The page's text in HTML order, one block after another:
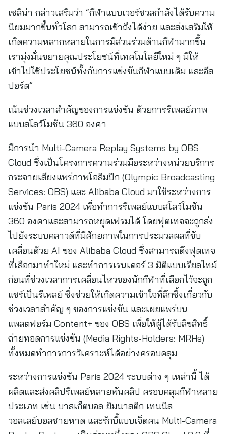
เซลิน่า กล่าวเสริมว่า “กีฬาแบบเวอร์ชวลกำลังได้รับความ
นิยมมากขึ้นทั่วโลก สามารถเข้าถึงได้ง่าย และส่งเสริมให้
เกิดความหลากหลายในการมีส่วนร่วมด้านกีฬามากขึ้น
เรามุ่งมั่นขยายคุณประโยชน์ที่เทคโนโลยีใหม่ ๆ มีให้
เข้าไปใช้ประโยชน์ทั้งกับการแข่งขันกีฬาแบบเดิม และอีส
ปอร์ต”
เน้นช่วงเวลาสำคัญของการแข่งขัน ด้วยการรีเพลย์ภาพ
แบบสโลว์โมชัน 360 องศา
มีการนำ Multi-Camera Replay Systems by OBS
Cloud ซึ่งเป็นโครงการความร่วมมือระหว่างหน่วยบริการ
กระจายเสียงแพร่ภาพโอลิมปิก (Olympic Broadcasting
Services: OBS) และ Alibaba Cloud มาใช้ระหว่างการ
แข่งขัน Paris 2024 เพื่อทำการรีเพลย์แบบสโลว์โมชัน
360 องศาและสามารถหยุดเฟรมได้ โดยฟุตเทจจะถูกส่ง
ไปยังระบบคลาวด์ที่มีศักยภาพในการประมวลผลที่ขับ
เคลื่อนด้วย AI ของ Alibaba Cloud ซึ่งสามารถดึงฟุตเทจ
ที่เลือกมาทำใหม่ และทำการเรนเดอร์ 3 มิติแบบเรียลไทม์
ก่อนที่ช่วงเวลาการเคลื่อนไหวของนักกีฬาที่เลือกไว้จะถูก
แชร์เป็นรีเพลย์ ซึ่งช่วยให้เกิดความเข้าใจที่ลึกซึ้งเกี่ยวกับ
ช่วงเวลาสำคัญ ๆ ของการแข่งขัน และเผยแพร่บน
แพลตฟอร์ม Content+ ของ OBS เพื่อให้ผู้ได้รับลิขสิทธิ์
ถ่ายทอดการแข่งขัน (Media Rights-Holders: MRHs)
ทั้งหมดทำการการวิเคราะห์ได้อย่างครอบคลุม
ระหว่างการแข่งขัน Paris 2024 ระบบต่าง ๆ เหล่านี้ ได้
ผลิตและส่งคลิปรีเพลย์หลายพันคลิป ครอบคลุมกีฬาหลาย
ประเภท เช่น บาสเก็ตบอล ยิมนาสติก เทนนิส
วอลเลย์บอลชายหาด และรักบี้แบบเจ็ดคน Multi-Camera